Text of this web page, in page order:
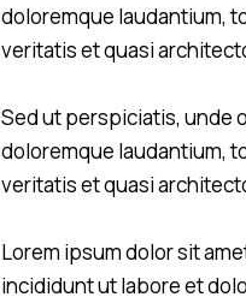
doloremque laudantium,
veritatis et quasi
Sed ut perspiciatis, unde
doloremque laudantium,
veritatis et quasi
Lorem ipsum dolor sit
incididunt ut labore et